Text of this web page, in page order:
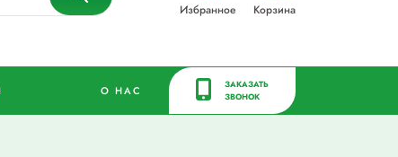
Избранное Корзина
О НАС
ЗАКАЗАТЬ
ЗВОНОК